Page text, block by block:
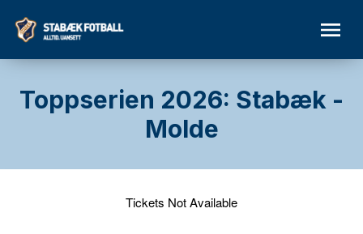
Toppserien 2026: Stabæk -
Molde
Tickets Not Available